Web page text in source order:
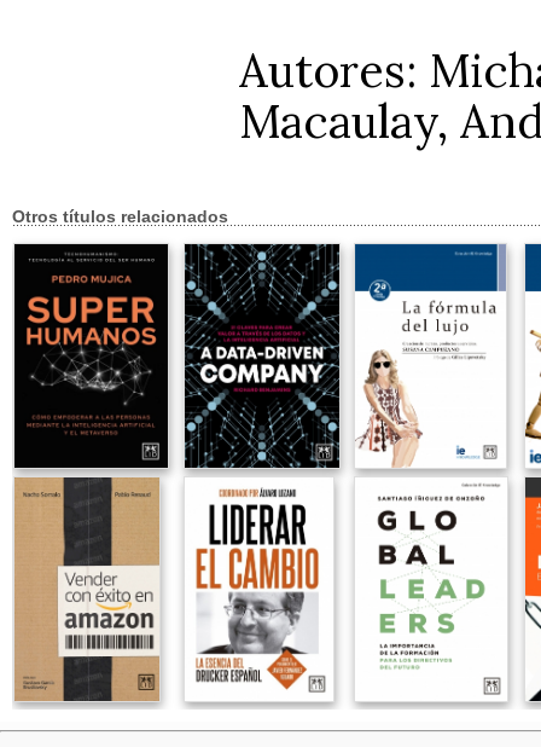
Autores:
Macaulay,
Otros títulos relacionados